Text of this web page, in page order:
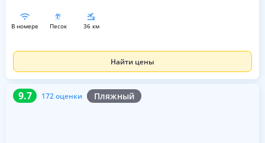
в номере песок 36 км
Найти цены
9.7 172 оценки Пляжный
9.7 172 оценки